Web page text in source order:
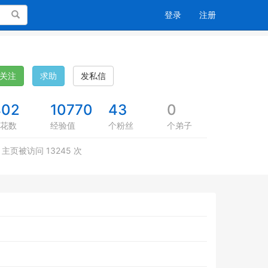
搜索 登录 注册
关注 求助 发私信
数
10770
经验值
43
个粉丝
0
个弟子
主页被访问 13245 次